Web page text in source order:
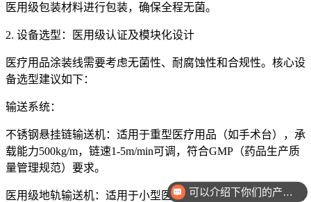
医用级包装材料进行包装，确保全程无菌。
2. 设备选型：医用级认证及模块化设计
医疗用品涂装线需要考虑无菌性、耐腐蚀性和合规性。核心设
备选型建议如下：
输送系统：
不锈钢悬挂链输送机：适用于重型医疗用品（如手术台），承
载能力500kg/m，链速1-5m/min可调，符合GMP（药品生产质
量管理规范）要求。
医用级地轨输送机：适用于小型医疗用品（如注射器），采用
可以介绍下你们的产品么